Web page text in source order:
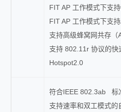
FIT AP 工作模式下支
FIT AP 工作模式下支
支持高级蜂窝网共存
支持 802.11r 协议的快
Hotspot2.0
符合IEEE 802.3ab 标
支持速率和双工模式